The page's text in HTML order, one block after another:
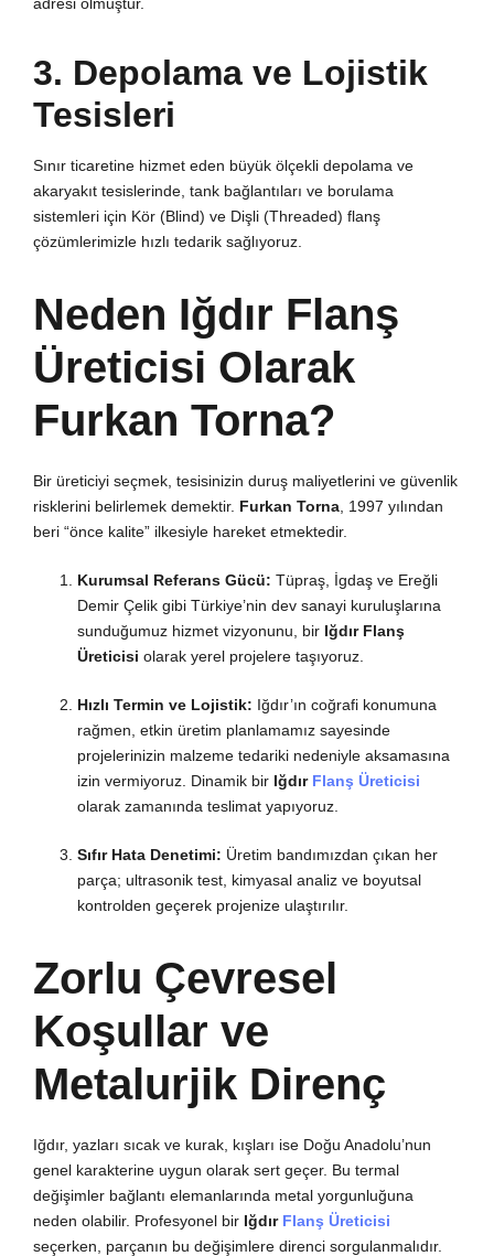
3. Depolama ve Lojistik
Tesisleri
Sınır ticaretine hizmet eden büyük ölçekli depolama ve
akaryakıt tesislerinde, tank bağlantıları ve borulama
sistemleri için Kör (Blind) ve Dişli (Threaded) flanş
çözümlerimizle hızlı tedarik sağlıyoruz.
Neden Iğdır Flanş
Üreticisi Olarak
Furkan Torna?
Bir üreticiyi seçmek, tesisinizin duruş maliyetlerini ve güvenlik
risklerini belirlemek demektir. Furkan Torna , 1997 yılından
beri “önce kalite” ilkesiyle hareket etmektedir.
Kurumsal Referans Gücü: Tüpraş, İgdaş ve Ereğli
Demir Çelik gibi Türkiye’nin dev sanayi kuruluşlarına
sunduğumuz hizmet vizyonunu, bir Iğdır Flanş
Üreticisi olarak yerel projelere taşıyoruz.
Hızlı Termin ve Lojistik: Iğdır’ın coğrafi konumuna
rağmen, etkin üretim planlamamız sayesinde
projelerinizin malzeme tedariki nedeniyle aksamasına
izin vermiyoruz. Dinamik bir Iğdır Flanş Üreticisi
olarak zamanında teslimat yapıyoruz.
Sıfır Hata Denetimi: Üretim bandımızdan çıkan her
parça; ultrasonik test, kimyasal analiz ve boyutsal
kontrolden geçerek projenize ulaştırılır.
Zorlu Çevresel
Koşullar ve
Metalurjik Direnç
Iğdır, yazları sıcak ve kurak, kışları ise Doğu Anadolu’nun
genel karakterine uygun olarak sert geçer. Bu termal
değişimler bağlantı elemanlarında metal yorgunluğuna
neden olabilir. Profesyonel bir Iğdır Flanş Üreticisi
seçerken, parçanın bu değişimlere direnci sorgulanmalıdır.